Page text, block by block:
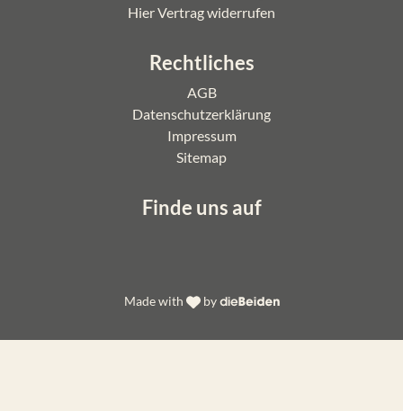
Hier Vertrag widerrufen
Rechtliches
AGB
Datenschutzerklärung
Impressum
Sitemap
Finde uns auf
Made with by